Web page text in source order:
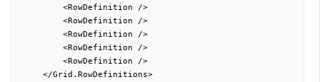
        <RowDefinition />
        <RowDefinition />
        <RowDefinition />
        <RowDefinition />
        <RowDefinition />
    </Grid.RowDefinitions>